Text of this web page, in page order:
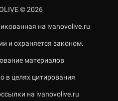
© 2026
на ivanovolive.ru
и охраняется законом.
материалов
в целях цитирования
на ivanovolive.ru